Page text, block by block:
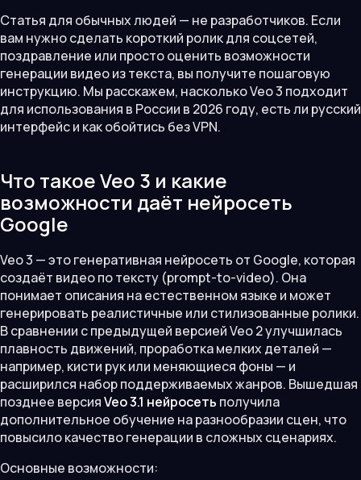
Статья для обычных людей — не разработчиков. Если
вам нужно сделать короткий ролик для соцсетей,
поздравление или просто оценить возможности
генерации видео из текста, вы получите пошаговую
инструкцию. Мы расскажем, насколько Veo 3 подходит
для использования в России в 2026 году, есть ли русский
интерфейс и как обойтись без VPN.
Что такое Veo 3 и какие
возможности даёт нейросеть
Google
Veo 3 — это генеративная нейросеть от Google, которая
создаёт видео по тексту (prompt-to-video). Она
понимает описания на естественном языке и может
генерировать реалистичные или стилизованные ролики.
В сравнении с предыдущей версией Veo 2 улучшилась
плавность движений, проработка мелких деталей —
например, кисти рук или меняющиеся фоны — и
расширился набор поддерживаемых жанров. Вышедшая
позднее версияVeo 3.1 нейросеть получила
дополнительное обучение на разнообразии сцен, что
повысило качество генерации в сложных сценариях.
Основные возможности: